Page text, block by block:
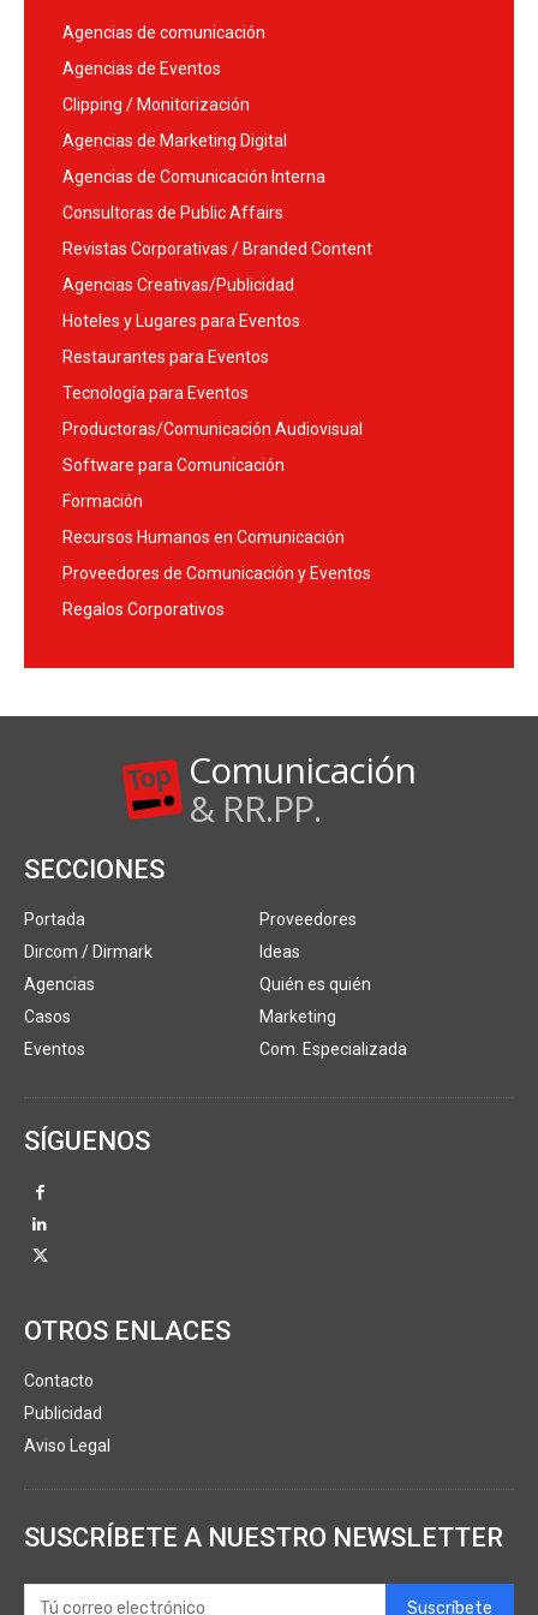
Agencias de comunicación
Agencias de Eventos
Clipping / Monitorización
Agencias de Marketing Digital
Agencias de Comunicación Interna
Consultoras de Public Affairs
Revistas Corporativas / Branded Content
Agencias Creativas/Publicidad
Hoteles y Lugares para Eventos
Restaurantes para Eventos
Tecnología para Eventos
Productoras/Comunicación Audiovisual
Software para Comunicación
Formación
Recursos Humanos en Comunicación
Proveedores de Comunicación y Eventos
Regalos Corporativos
Comunicación
& RR.PP.
SECCIONES
Portada
Dircom / Dirmark
Agencias
Casos
Eventos
Proveedores
Ideas
Quién es quién
Marketing
Com. Especializada
SÍGUENOS
OTROS ENLACES
Contacto
Publicidad
Aviso Legal
SUSCRÍBETE A NUESTRO NEWSLETTER
Suscríbete